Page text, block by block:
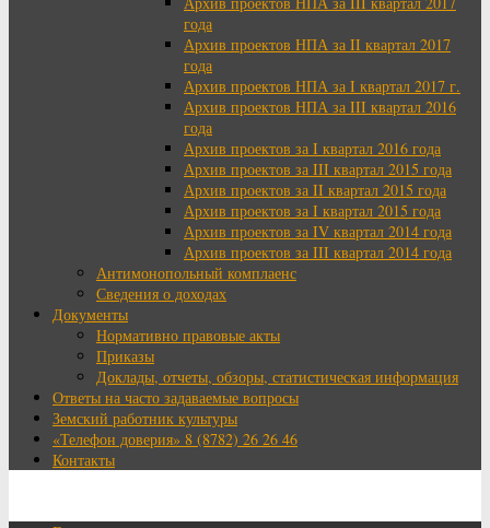
года
Архив проектов НПА за II квартал 2017
года
Архив проектов НПА за I квартал 2017 г.
Архив проектов НПА за III квартал 2016
года
Архив проектов за I квартал 2016 года
Архив проектов за III квартал 2015 года
Архив проектов за II квартал 2015 года
Архив проектов за I квартал 2015 года
Архив проектов за IV квартал 2014 года
Архив проектов за III квартал 2014 года
Антимонопольный комплаенс
Сведения о доходах
Документы
Нормативно правовые акты
Приказы
Доклады, отчеты, обзоры, статистическая информация
Ответы на часто задаваемые вопросы
Земский работник культуры
«Телефон доверия» 8 (8782) 26 26 46
Контакты